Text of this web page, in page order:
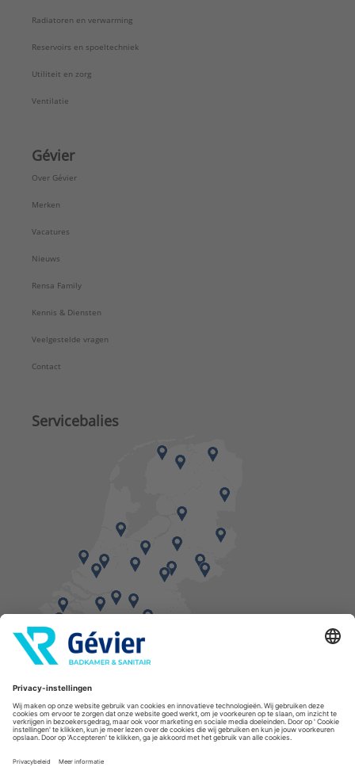
Radiatoren en verwarming
Reservoirs en spoeltechniek
Utiliteit en zorg
Ventilatie
Gévier
Over Gévier
Merken
Vacatures
Nieuws
Rensa Family
Kennis & Diensten
Veelgestelde vragen
Contact
Servicebalies
Vind een balie in de buurt
* Bestellingen geplaatst in het weekend worden, mits voorradig, dinsdag geleverd.
Cookies